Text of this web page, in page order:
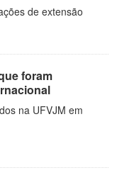
de extensão
foram
na UFVJM em